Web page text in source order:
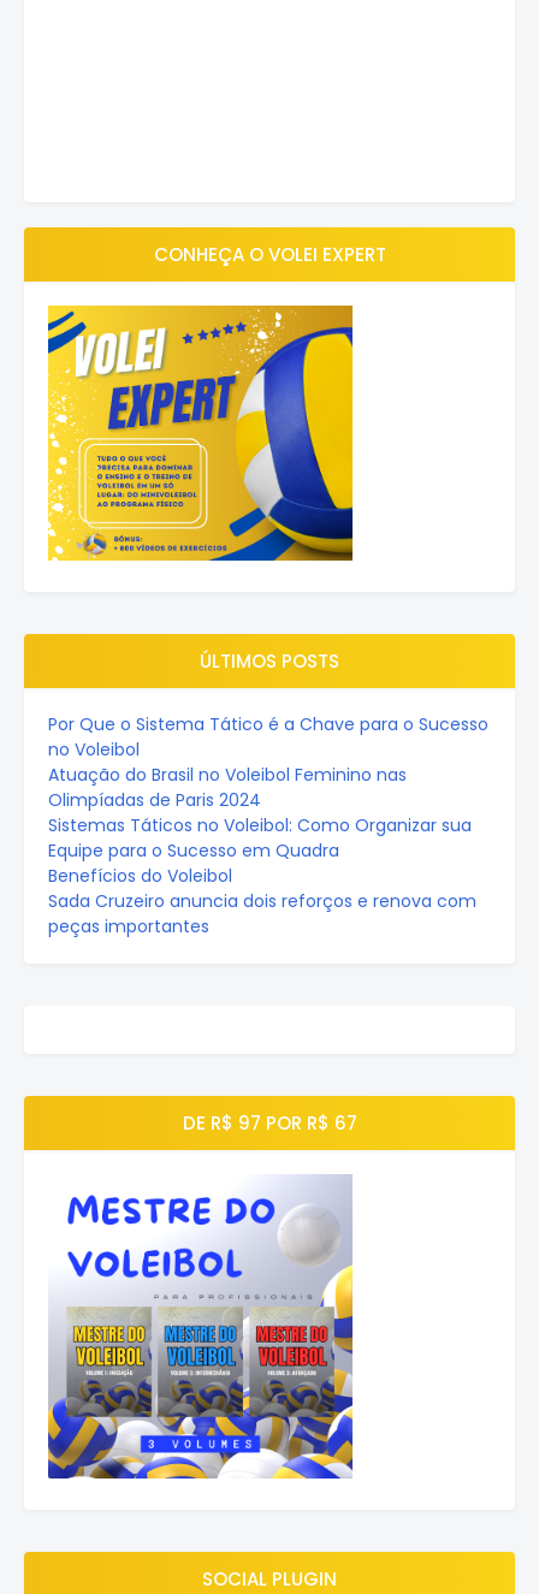
CONHEÇA O VOLEI EXPERT
ÚLTIMOS POSTS
Por Que o Sistema Tático é a Chave para o Sucesso
no Voleibol
Atuação do Brasil no Voleibol Feminino nas
Olimpíadas de Paris 2024
Sistemas Táticos no Voleibol: Como Organizar sua
Equipe para o Sucesso em Quadra
Benefícios do Voleibol
Sada Cruzeiro anuncia dois reforços e renova com
peças importantes
DE R$ 97 POR R$ 67
SOCIAL PLUGIN